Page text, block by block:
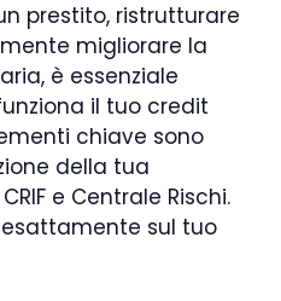
prestito, ristrutturare
migliorare la
è essenziale
il tuo credit
chiave sono
della tua
e Centrale Rischi.
sul tuo